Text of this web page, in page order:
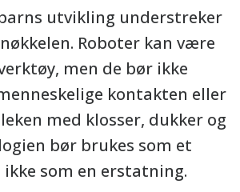
utvikling understreker
Roboter kan være
men de bør ikke
kontakten eller
med klosser, dukker og
bør brukes som et
som en erstatning.